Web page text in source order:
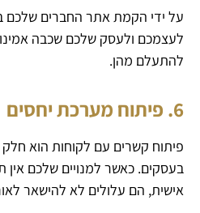
על ידי הקמת אתר החברים שלכם
לעצמכם ולעסק שלכם שכבה
להתעלם מהן.
6. פיתוח מערכת יחסים
פיתוח קשרים עם לקוחות הוא
בעסקים. כאשר למנויים שלכם
אישית, הם עלולים לא להישאר